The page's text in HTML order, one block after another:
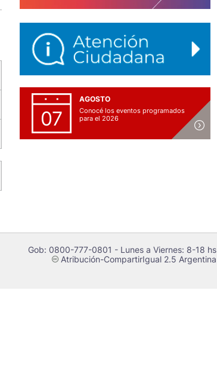
07
AGOSTO
Conocé los eventos programados
para el 2026
Gob: 0800-777-0801 - Lunes a Viernes: 8-18 hs
cAtribución-CompartirIgual 2.5 Argentina